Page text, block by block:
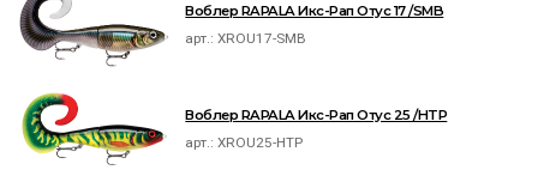
Воблер RAPALA Икс-Рап Отус 17 /SMB
арт.:XROU17-SMB
Воблер RAPALA Икс-Рап Отус 25 /HTP
арт.:XROU25-HTP